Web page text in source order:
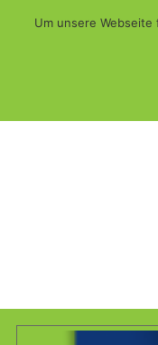
Um unsere